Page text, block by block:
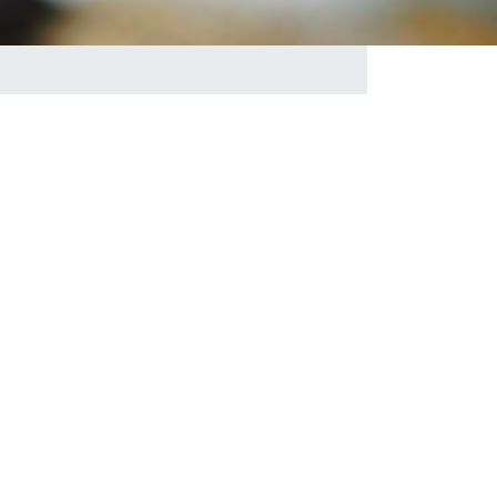
projet de camp